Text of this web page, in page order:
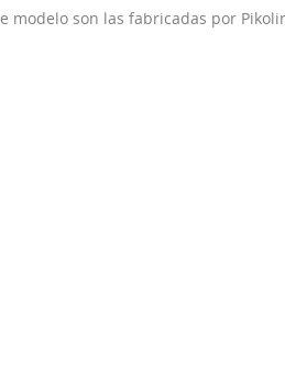
modelo son las fabricadas por